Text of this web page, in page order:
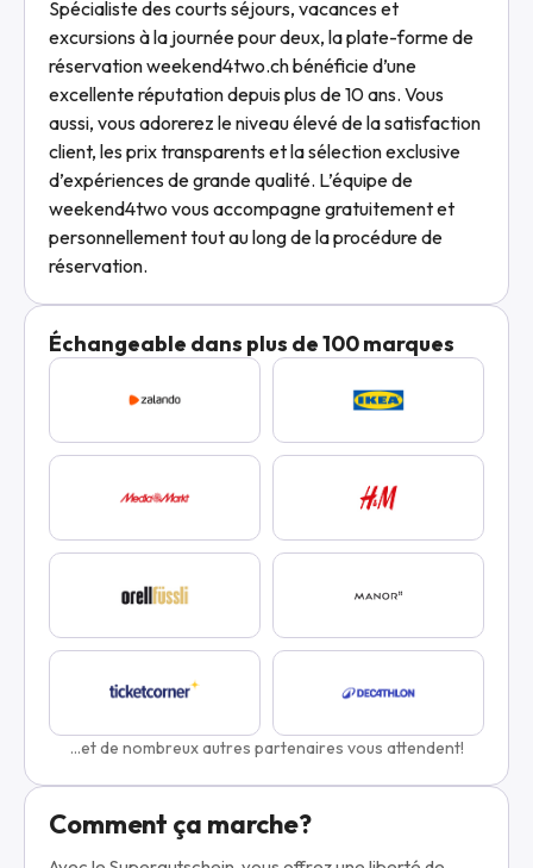
Spécialiste des courts séjours, vacances et
excursions à la journée pour deux, la plate-forme de
réservation weekend4two.ch bénéficie d’une
excellente réputation depuis plus de 10 ans. Vous
aussi, vous adorerez le niveau élevé de la satisfaction
client, les prix transparents et la sélection exclusive
d’expériences de grande qualité. L’équipe de
weekend4two vous accompagne gratuitement et
personnellement tout au long de la procédure de
réservation.
Échangeable dans plus de 100 marques
...et de nombreux autres partenaires vous attendent!
Comment ça marche?